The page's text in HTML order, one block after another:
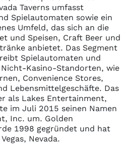
Taverns umfasst
Spielautomaten sowie ein
Umfeld, das sich an die
und Speisen, Craft Beer und
anbietet. Das Segment
Spielautomaten und
Kasino-Standorten, wie
Convenience Stores,
Lebensmittelgeschäfte. Das
als Lakes Entertainment,
im Juli 2015 seinen Namen
Inc. um. Golden
1998 gegründet und hat
Nevada.